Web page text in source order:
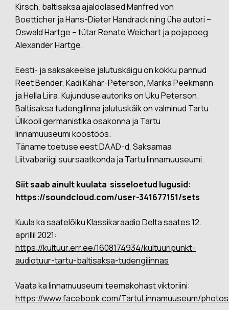
Kirsch, baltisaksa ajaloolased Manfred von
Boetticher ja Hans-Dieter Handrack ning ühe autori –
Oswald Hartge – tütar Renate Weichart ja pojapoeg
Alexander Hartge.
Eesti- ja saksakeelse jalutuskäigu on kokku pannud
Reet Bender, Kadi Kähär-Peterson, Marika Peekmann
ja Hella Liira. Kujunduse autoriks on Uku Peterson.
Baltisaksa tudengilinna jalutuskäik on valminud Tartu
Ülikooli germanistika osakonna ja Tartu
linnamuuseumi koostöös.
Täname toetuse eest DAAD-d, Saksamaa
Liitvabariigi suursaatkonda ja Tartu linnamuuseumi.
Siit saab ainult kuulata sisseloetud lugusid:
https://soundcloud.com/user-341677151/sets
Kuula ka saatelõiku Klassikaraadio Delta saates 12.
aprillil 2021:
https://kultuur.err.ee/1608174934/kultuuripunkt-
audiotuur-tartu-baltisaksa-tudengilinnas
Vaata ka linnamuuseumi teemakohast viktoriini:
https://www.facebook.com/TartuLinnamuuseum/